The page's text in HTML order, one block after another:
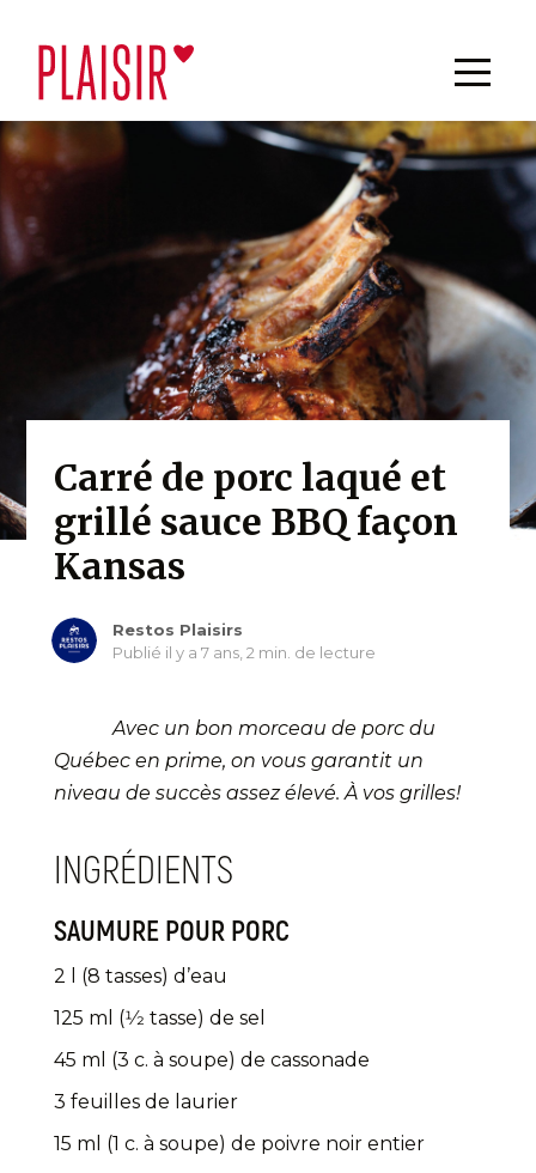
Carré de porc laqué et
grillé sauce BBQ façon
Kansas
Restos Plaisirs
Publié il y a 7 ans, 2 min. de lecture
Avec un bon morceau de porc du
Québec en prime, on vous garantit un
niveau de succès assez élevé. À vos grilles!
INGRÉDIENTS
SAUMURE POUR PORC
2 l (8 tasses) d’eau
125 ml (1⁄2 tasse) de sel
45 ml (3 c. à soupe) de cassonade
3 feuilles de laurier
15 ml (1 c. à soupe) de poivre noir entier